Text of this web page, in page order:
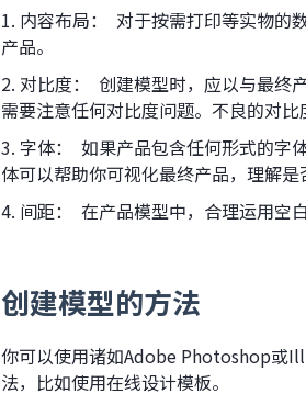
1. 内容布局： 对于按需打印等实物的
产品。
2. 对比度： 创建模型时，应以与最终
需要注意任何对比度问题。不良的对比
3. 字体： 如果产品包含任何形式的字
体可以帮助你可视化最终产品，理解是
4. 间距： 在产品模型中，合理运用空
创建模型的方法
你可以使用诸如Adobe Photoshop或
法，比如使用在线设计模板。